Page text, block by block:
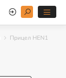
Прицел HEN1